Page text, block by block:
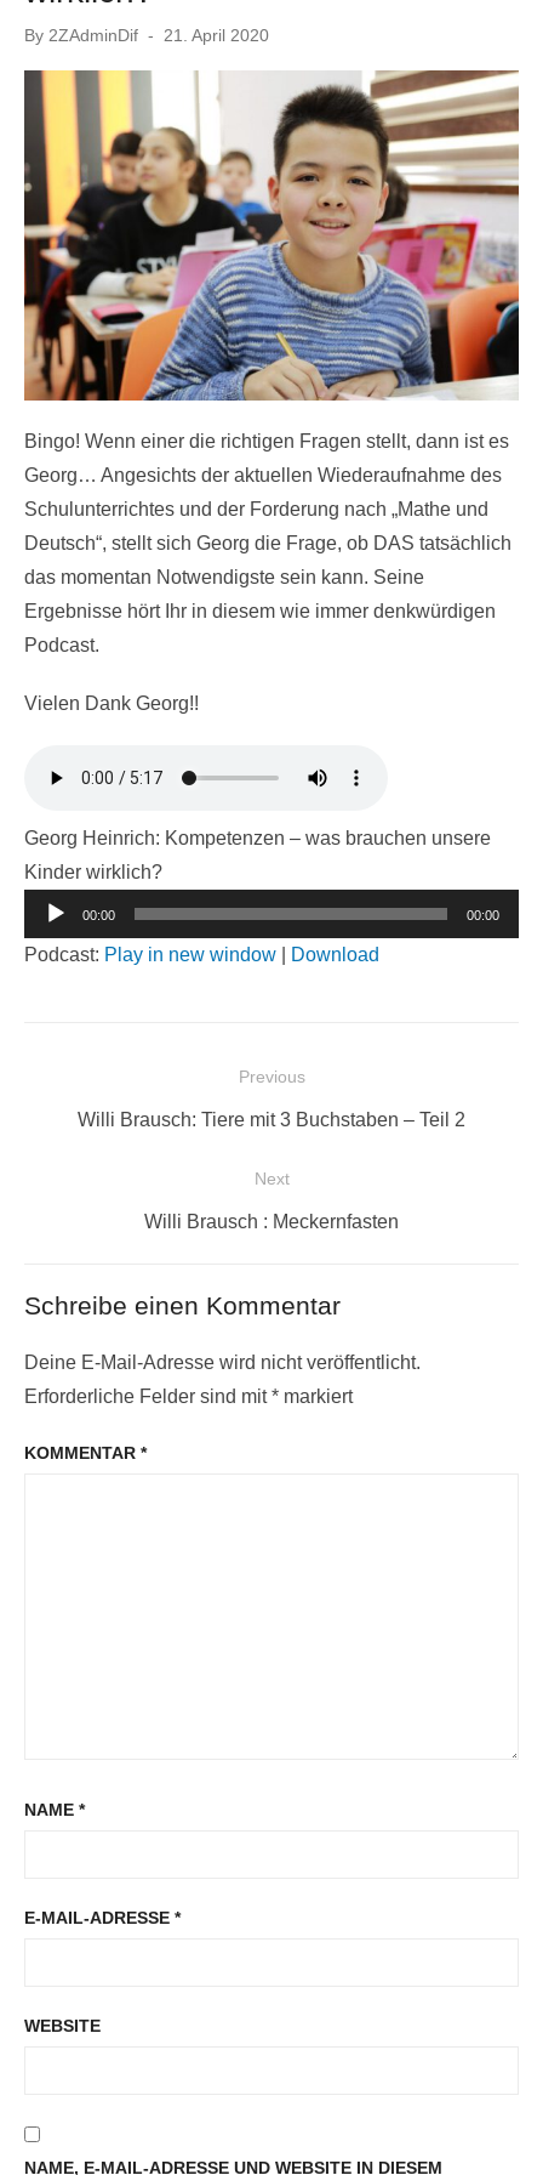
By 2ZAdminDif
Posted
21. April 2020
Bingo! Wenn einer die richtigen Fragen stellt, dann ist es
Georg… Angesichts der aktuellen Wiederaufnahme des
Schulunterrichtes und der Forderung nach „Mathe und
Deutsch“, stellt sich Georg die Frage, ob DAS tatsächlich
das momentan Notwendigste sein kann. Seine
Ergebnisse hört Ihr in diesem wie immer denkwürdigen
Podcast.
Vielen Dank Georg!!
Georg Heinrich: Kompetenzen – was brauchen unsere
Kinder wirklich?
Audio-
Player
00:00 00:00
Podcast: Play in new window Download
BeitragsnavigationPrevious
Previous
Willi Brausch: Tiere mit 3 Buchstaben – Teil 2
Next
Next
Willi Brausch : Meckernfasten
Schreibe einen Kommentar
Deine E-Mail-Adresse wird nicht veröffentlicht.
Erforderliche Felder sind mit* markiert
KOMMENTAR *
NAME *
E-MAIL-ADRESSE *
WEBSITE
NAME, E-MAIL-ADRESSE UND WEBSITE IN DIESEM